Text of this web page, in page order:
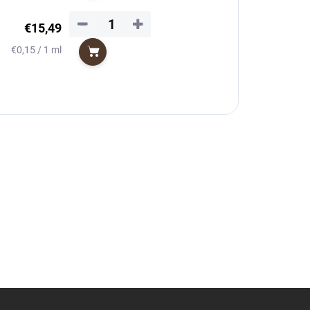
€15,49
Jednotková
€0,15 / 1 ml
+
−
Do košíka